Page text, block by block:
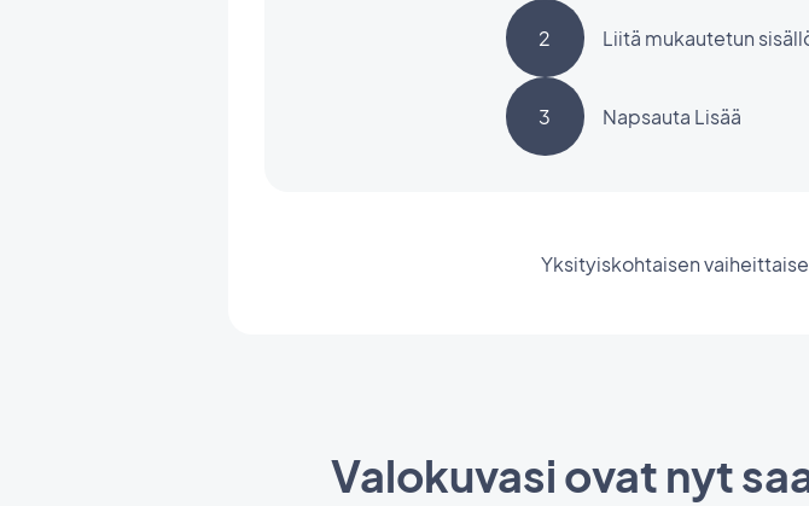
2 Liitä mukautetun
3 Napsauta Lisää
Yksityiskohtaisen
Valokuvasi ovat nyt